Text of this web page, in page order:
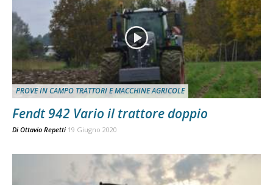
PROVE IN CAMPO TRATTORI E MACCHINE AGRICOLE
Fendt 942 Vario il trattore doppio
Di Ottavio Repetti 19 Giugno 2020